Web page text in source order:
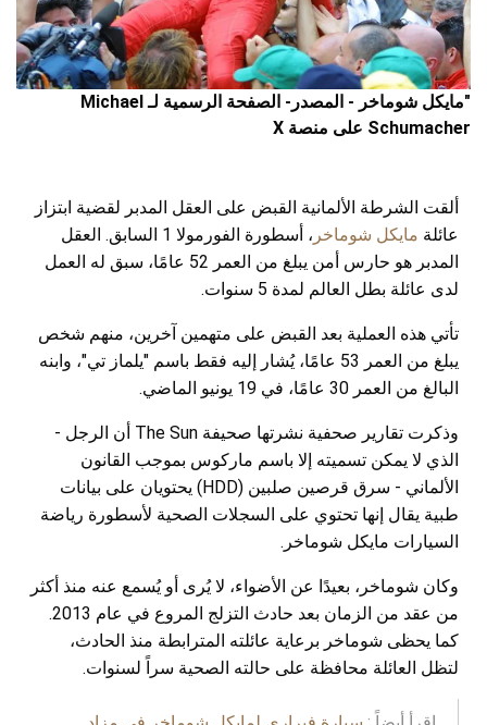
"مايكل شوماخر - المصدر- الصفحة الرسمية لـ Michael
Schumacher على منصة X
ألقت الشرطة الألمانية القبض على العقل المدبر لقضية ابتزاز
عائلة مايكل شوماخر
، أسطورة الفورمولا 1 السابق. العقل
المدبر هو حارس أمن يبلغ من العمر 52 عامًا، سبق له العمل
لدى عائلة بطل العالم لمدة 5 سنوات.
تأتي هذه العملية بعد القبض على متهمين آخرين، منهم شخص
يبلغ من العمر 53 عامًا، يُشار إليه فقط باسم "يلماز تي"، وابنه
البالغ من العمر 30 عامًا، في 19 يونيو الماضي.
وذكرت تقارير صحفية نشرتها صحيفة The Sun أن الرجل -
الذي لا يمكن تسميته إلا باسم ماركوس بموجب القانون
الألماني - سرق قرصين صلبين (HDD) يحتويان على بيانات
طبية يقال إنها تحتوي على السجلات الصحية لأسطورة رياضة
السيارات مايكل شوماخر.
وكان شوماخر، بعيدًا عن الأضواء، لا يُرى أو يُسمع عنه منذ أكثر
من عقد من الزمان بعد حادث التزلج المروع في عام 2013.
كما يحظى شوماخر برعاية عائلته المترابطة منذ الحادث،
لتظل العائلة محافظة على حالته الصحية سراً لسنوات.